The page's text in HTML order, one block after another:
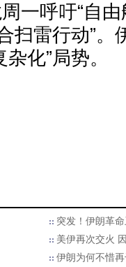
一呼吁“自
扫雷行动”
化”局势。
突发！伊朗革
美伊再次交火
伊朗为何不惜